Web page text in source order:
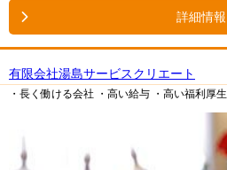
詳細情報
有限会社湯島サービスクリエート
・長く働ける会社 ・高い給与 ・高い福利厚生